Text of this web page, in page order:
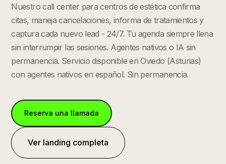
Nuestro call center para centros de estética confirma
citas, maneja cancelaciones, informa de tratamientos y
captura cada nuevo lead - 24/7. Tu agenda siempre llena
sin interrumpir las sesiones. Agentes nativos o IA sin
permanencia. Servicio disponible enOviedo (Asturias)
con agentes nativos en español. Sin permanencia.
Reserva una llamada
Ver landing completa